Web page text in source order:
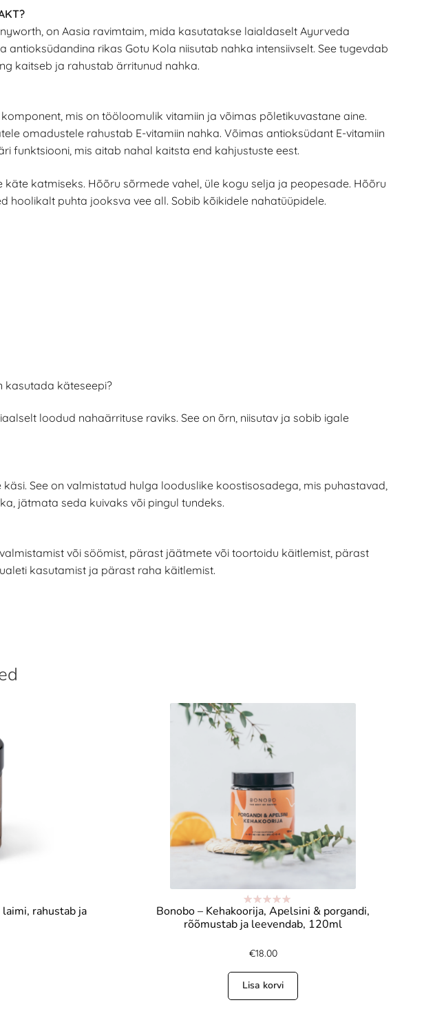
on Aasia ravimtaim, mida kasutatakse laialdaselt Ayurveda
antioksüdandina rikas Gotu Kola niisutab nahka intensiivselt. See tugevdab
kaitseb ja rahustab ärritunud nahka.
mis on tööloomulik vitamiin ja võimas põletikuvastane aine.
omadustele rahustab E-vitamiin nahka. Võimas antioksüdant E-vitamiin
funktsiooni, mis aitab nahal kaitsta end kahjustuste eest.
katmiseks. Hõõru sõrmede vahel, üle kogu selja ja peopesade. Hõõru
hoolikalt puhta jooksva vee all. Sobib kõikidele nahatüüpidele.
kasutada käteseepi?
loodud nahaärrituse raviks. See on õrn, niisutav ja sobib igale
käsi. See on valmistatud hulga looduslike koostisosadega, mis puhastavad,
jätmata seda kuivaks või pingul tundeks.
või söömist, pärast jäätmete või toortoidu käitlemist, pärast
kasutamist ja pärast raha käitlemist.
rahustab ja
Bonobo – Kehakoorija, Apelsini & porgandi,
rõõmustab ja leevendab, 120ml
Hinnanguga
5.00/ 5
€18.00
Lisa korvi